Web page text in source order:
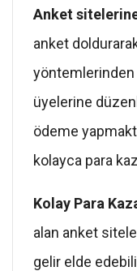
Anket
anket
üyelerine
ödeme
kolayca para
Kolay Para
alan anket
gelir elde